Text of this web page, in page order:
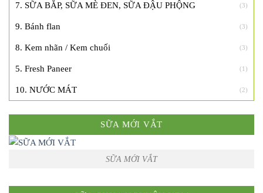
7. SỮA BẮP, SỮA MÈ ĐEN, SỮA ĐẬU PHỘNG (3)
9. Bánh flan (3)
8. Kem nhãn / Kem chuối (3)
5. Fresh Paneer (1)
10. NƯỚC MÁT (2)
SỮA MỚI VẮT
SỮA MỚI VẮT